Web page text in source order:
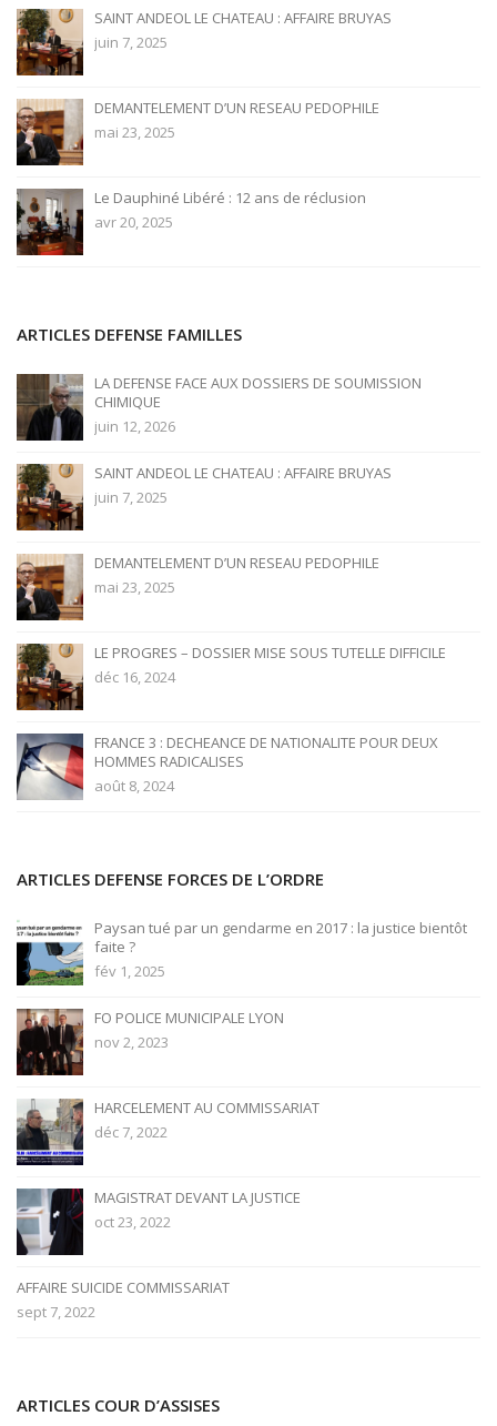
SAINT ANDEOL LE CHATEAU : AFFAIRE BRUYAS
juin 7, 2025
DEMANTELEMENT D’UN RESEAU PEDOPHILE
mai 23, 2025
Le Dauphiné Libéré : 12 ans de réclusion
avr 20, 2025
ARTICLES DEFENSE FAMILLES
LA DEFENSE FACE AUX DOSSIERS DE SOUMISSION
CHIMIQUE
juin 12, 2026
SAINT ANDEOL LE CHATEAU : AFFAIRE BRUYAS
juin 7, 2025
DEMANTELEMENT D’UN RESEAU PEDOPHILE
mai 23, 2025
LE PROGRES – DOSSIER MISE SOUS TUTELLE DIFFICILE
déc 16, 2024
FRANCE 3 : DECHEANCE DE NATIONALITE POUR DEUX
HOMMES RADICALISES
août 8, 2024
ARTICLES DEFENSE FORCES DE L’ORDRE
Paysan tué par un gendarme en 2017 : la justice bientôt
faite ?
fév 1, 2025
FO POLICE MUNICIPALE LYON
nov 2, 2023
HARCELEMENT AU COMMISSARIAT
déc 7, 2022
MAGISTRAT DEVANT LA JUSTICE
oct 23, 2022
AFFAIRE SUICIDE COMMISSARIAT
sept 7, 2022
ARTICLES COUR D’ASSISES